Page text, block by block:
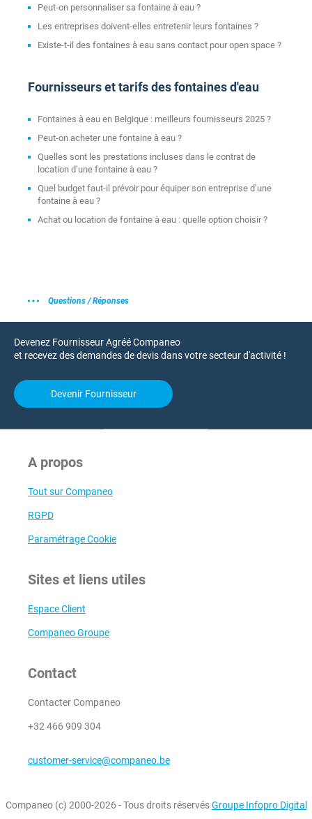
Peut-on personnaliser sa fontaine à eau ?
Les entreprises doivent-elles entretenir leurs fontaines ?
Existe-t-il des fontaines à eau sans contact pour open space ?
Fournisseurs et tarifs des fontaines d'eau
Fontaines à eau en Belgique : meilleurs fournisseurs 2025 ?
Peut-on acheter une fontaine à eau ?
Quelles sont les prestations incluses dans le contrat de
location d’une fontaine à eau ?
Quel budget faut-il prévoir pour équiper son entreprise d’une
fontaine à eau ?
Achat ou location de fontaine à eau : quelle option choisir ?
Questions / Réponses
Devenez Fournisseur Agréé Companeo
et recevez des demandes de devis dans votre secteur d'activité !
Devenir Fournisseur
A propos
Tout sur Companeo
RGPD
Paramétrage Cookie
Sites et liens utiles
Espace Client
Companeo Groupe
Contact
Contacter Companeo
+32 466 909 304
customer-service@companeo.be
Companeo (c) 2000-2026 - Tous droits réservésGroupe Infopro Digital